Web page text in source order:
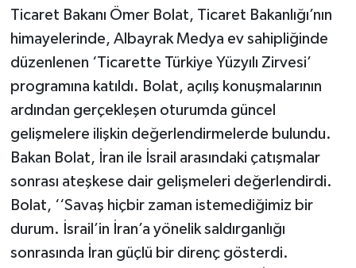
Ticaret Bakanı Ömer Bolat, Ticaret Bakanlığı’nın
himayelerinde, Albayrak Medya ev sahipliğinde
düzenlenen ‘Ticarette Türkiye Yüzyılı Zirvesi’
programına katıldı. Bolat, açılış konuşmalarının
ardından gerçekleşen oturumda güncel
gelişmelere ilişkin değerlendirmelerde bulundu.
Bakan Bolat, İran ile İsrail arasındaki çatışmalar
sonrası ateşkese dair gelişmeleri değerlendirdi.
Bolat, ‘‘Savaş hiçbir zaman istemediğimiz bir
durum. İsrail’in İran’a yönelik saldırganlığı
sonrasında İran güçlü bir direnç gösterdi.